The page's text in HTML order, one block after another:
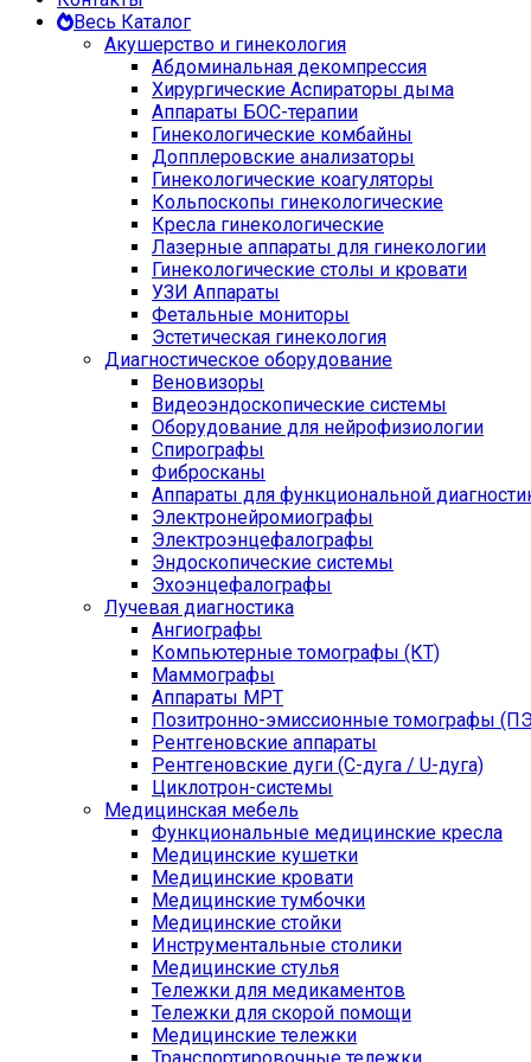
Весь Каталог
Акушерство и гинекология
Абдоминальная декомпрессия
Хирургические Аспираторы дыма
Аппараты БОС-терапии
Гинекологические комбайны
Допплеровские анализаторы
Гинекологические коагуляторы
Кольпоскопы гинекологические
Кресла гинекологические
Лазерные аппараты для гинекологии
Гинекологические столы и кровати
УЗИ Аппараты
Фетальные мониторы
Эстетическая гинекология
Диагностическое оборудование
Веновизоры
Видеоэндоскопические системы
Оборудование для нейрофизиологии
Спирографы
Фибросканы
Аппараты для функциональной
Электронейромиографы
Электроэнцефалографы
Эндоскопические системы
Эхоэнцефалографы
Лучевая диагностика
Ангиографы
Компьютерные томографы (КТ)
Маммографы
Аппараты МРТ
Позитронно-эмиссионные томографы
Рентгеновские аппараты
Рентгеновские дуги (С-дуга / U-дуга)
Циклотрон-системы
Медицинская мебель
Функциональные медицинские кресла
Медицинские кушетки
Медицинские кровати
Медицинские тумбочки
Медицинские стойки
Инструментальные столики
Медицинские стулья
Тележки для медикаментов
Тележки для скорой помощи
Медицинские тележки